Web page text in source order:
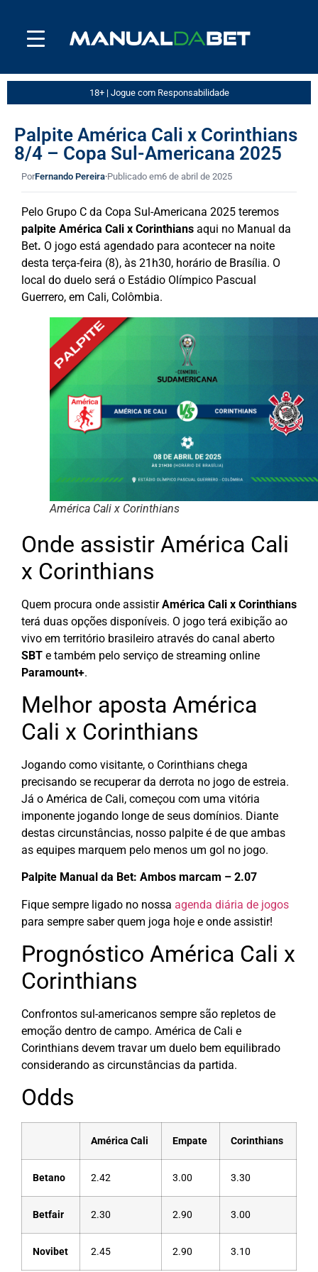
18+ | Jogue com Responsabilidade
Palpite América Cali x Corinthians
8/4 – Copa Sul-Americana 2025
PorFernando Pereira·Publicado em6 de abril de 2025
Pelo Grupo C da Copa Sul-Americana 2025 teremos
palpite América Cali x Corinthians aqui no Manual da
Bet. O jogo está agendado para acontecer na noite
desta terça-feira (8), às 21h30, horário de Brasília. O
local do duelo será o Estádio Olímpico Pascual
Guerrero, em Cali, Colômbia.
América Cali x Corinthians
Onde assistir América Cali
x Corinthians
Quem procura onde assistirAmérica Cali x Corinthians
terá duas opções disponíveis. O jogo terá exibição ao
vivo em território brasileiro através do canal aberto
SBT e também pelo serviço de streaming online
Paramount+.
Melhor aposta América
Cali x Corinthians
Jogando como visitante, o Corinthians chega
precisando se recuperar da derrota no jogo de estreia.
Já o América de Cali, começou com uma vitória
imponente jogando longe de seus domínios. Diante
destas circunstâncias, nosso palpite é de que ambas
as equipes marquem pelo menos um gol no jogo.
Palpite Manual da Bet: Ambos marcam – 2.07
Fique sempre ligado no nossa agenda diária de jogos
para sempre saber quem joga hoje e onde assistir!
Prognóstico América Cali x
Corinthians
Confrontos sul-americanos sempre são repletos de
emoção dentro de campo. América de Cali e
Corinthians devem travar um duelo bem equilibrado
considerando as circunstâncias da partida.
Odds
América Cali Empate Corinthians
Betano 2.42 3.00 3.30
Betfair 2.30 2.90 3.00
Novibet 2.45 2.90 3.10